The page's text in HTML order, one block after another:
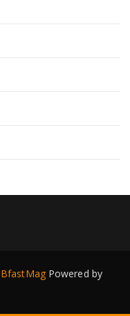
BfastMagPowered by